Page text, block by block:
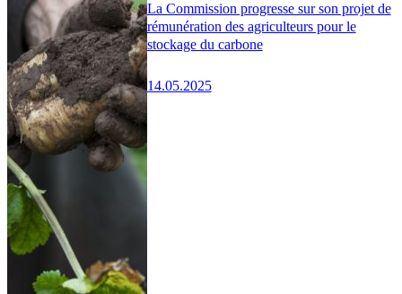
La Commission progresse sur son projet de
rémunération des agriculteurs pour le
stockage du carbone
14.05.2025